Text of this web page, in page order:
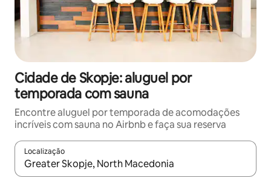
Cidade de Skopje: aluguel por
temporada com sauna
Encontre aluguel por temporada de acomodações
incríveis com sauna no Airbnb e faça sua reserva
Localização
Quando os resultados estiverem disponíveis, explore-os